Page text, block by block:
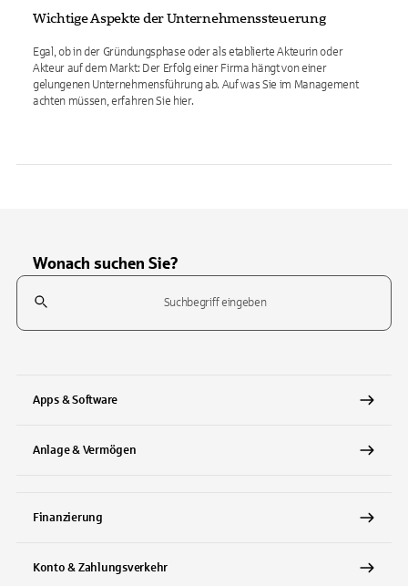
Wichtige Aspekte der Unternehmenssteuerung
Egal, ob in der Gründungsphase oder als etablierte Akteurin oder
Akteur auf dem Markt: Der Erfolg einer Firma hängt von einer
gelungenen Unternehmensführung ab. Auf was Sie im Management
achten müssen, erfahren Sie hier.
Wonach suchen Sie?
Suchfeld
Apps & Software
Anlage & Vermögen
Finanzierung
Konto & Zahlungsverkehr